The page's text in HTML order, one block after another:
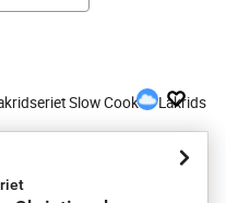
Slow Cooked Lakrids -